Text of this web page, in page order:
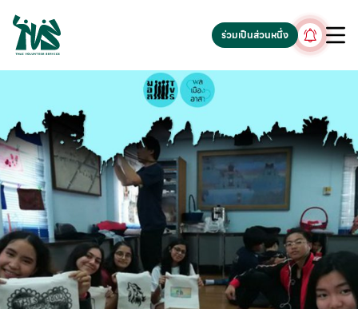
gv-5iuoxpem74qfjw.dv.googlehosted.com
ร่วมเป็นส่วนหนึ่ง